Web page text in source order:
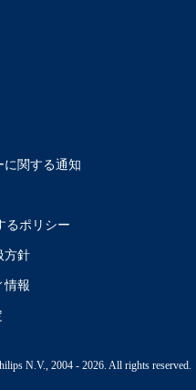
に関する通知
るポリシー
方針
情報
N.V., 2004 - 2026. All rights reserved.